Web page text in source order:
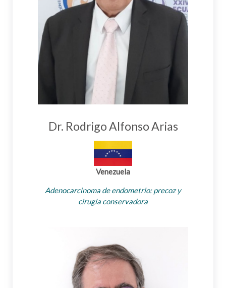
Dr. Rodrigo Alfonso Arias
Venezuela
Adenocarcinoma de endometrio: precoz y
cirugía conservadora